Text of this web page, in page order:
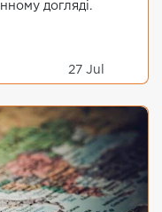
догляді.
27 Jul